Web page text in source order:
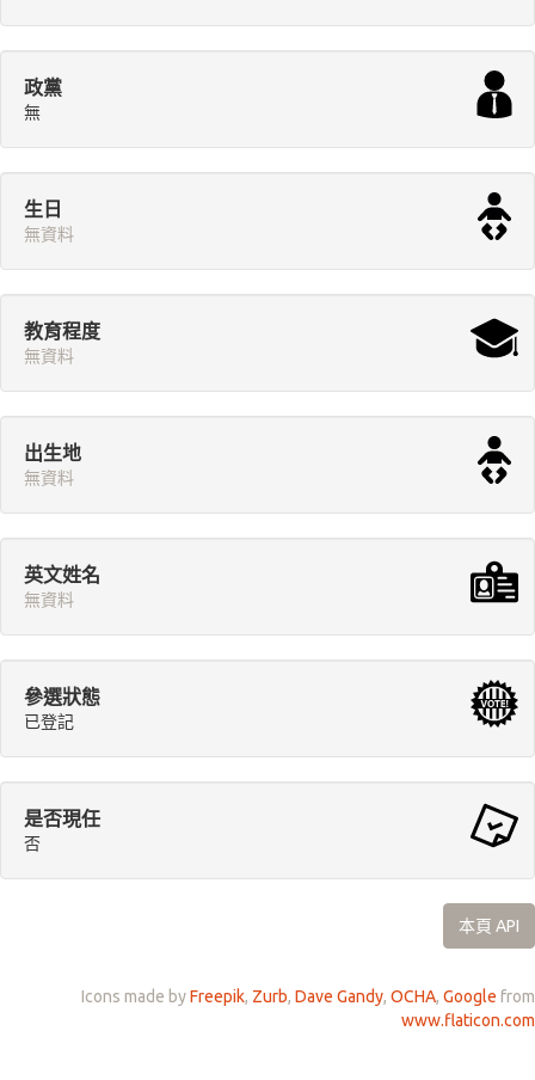
政黨
無
生日
無資料
教育程度
無資料
出生地
無資料
英文姓名
無資料
參選狀態
已登記
是否現任
否
本頁 API
Icons made byFreepik, Zurb, Dave Gandy, OCHA, Google from
www.flaticon.com